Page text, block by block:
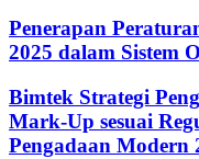
Penerapan
2025 dalam Sistem
Bimtek Strategi
Mark-Up sesuai
Pengadaan Modern